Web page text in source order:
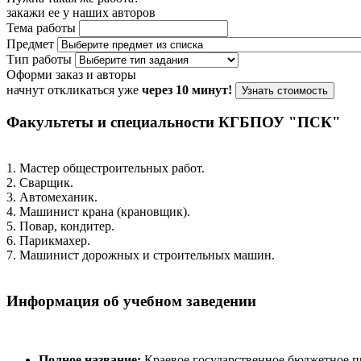
закажи ее у наших авторов
Тема работы
Предмет
Тип работы
Оформи заказ и авторы
начнут откликаться уже через 10 минут! Узнать стоимость
Факультеты и специальности КГБПОУ "ПСК"
1. Мастер общестроительных работ.
2. Сварщик.
3. Автомеханик.
4. Машинист крана (крановщик).
5. Повар, кондитер.
6. Парикмахер.
7. Машинист дорожных и строительных машин.
Информация об учебном заведении